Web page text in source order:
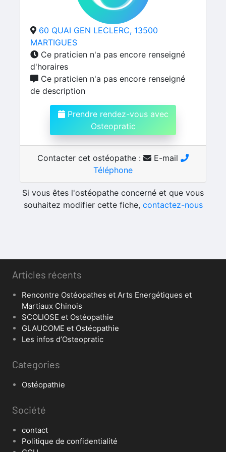
60 QUAI GEN LECLERC, 13500
MARTIGUES
Ce praticien n'a pas encore renseigné
d'horaires
Ce praticien n'a pas encore renseigné
de description
Prendre rendez-vous avec
Osteopratic
Contacter cet ostéopathe :
E-mail
Téléphone
Si vous êtes l'ostéopathe concerné et que vous
souhaitez modifier cette fiche, contactez-nous
Articles récents
Rencontre Ostéopathes et Arts Energétiques et
Martiaux Chinois
SCOLIOSE et Ostéopathie
GLAUCOME et Ostéopathie
Les infos d’Osteopratic
Categories
Ostéopathie
Société
contact
Politique de confidentialité